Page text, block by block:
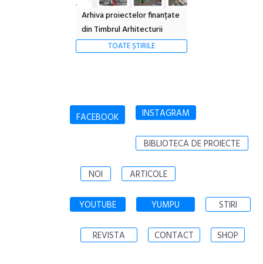
Arhiva proiectelor finanțate
din Timbrul Arhitecturii
TOATE ȘTIRILE
FACEBOOK INSTAGRAM
BIBLIOTECA DE PROIECTE
NOI ARTICOLE
YOUTUBE YUMPU STIRI
REVISTA CONTACT SHOP